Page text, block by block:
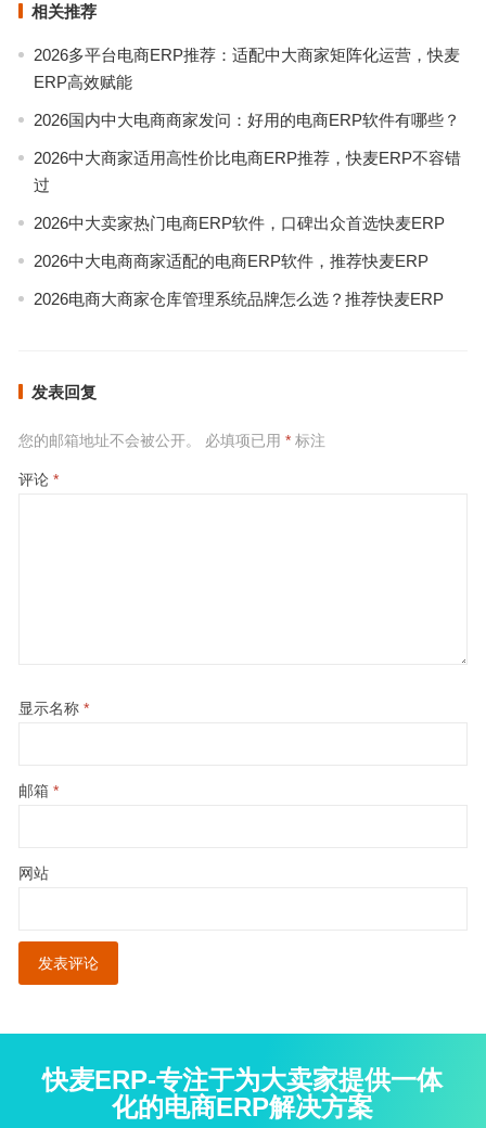
相关推荐
2026多平台电商ERP推荐：适配中大商家矩阵化运营，快麦
ERP高效赋能
2026国内中大电商商家发问：好用的电商ERP软件有哪些？
2026中大商家适用高性价比电商ERP推荐，快麦ERP不容错
过
2026中大卖家热门电商ERP软件，口碑出众首选快麦ERP
2026中大电商商家适配的电商ERP软件，推荐快麦ERP
2026电商大商家仓库管理系统品牌怎么选？推荐快麦ERP
发表回复
您的邮箱地址不会被公开。 必填项已用 *标注
评论 *
显示名称 *
邮箱 *
网站
快麦ERP-专注于为大卖家提供一体
化的电商ERP解决方案